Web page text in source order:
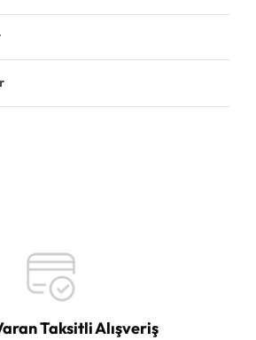
Taksitli Alışveriş